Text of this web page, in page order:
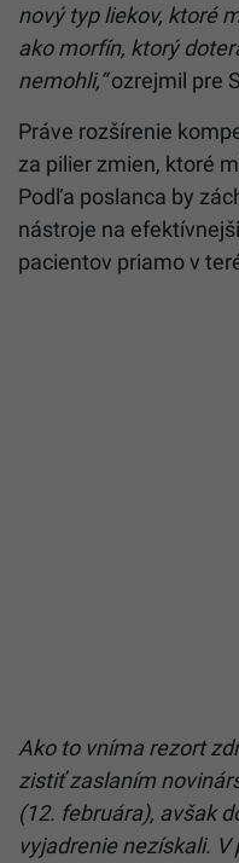
nový typ liekov, ktoré
ako morfín, ktorý
nemohli,“ozrejmil pre
Práve rozšírenie
za pilier zmien, ktoré
Podľa poslanca by
nástroje na
pacientov priamo v
Ako to vníma rezort
zistiť zaslaním
(12. februára), avšak
vyjadrenie nezískali.